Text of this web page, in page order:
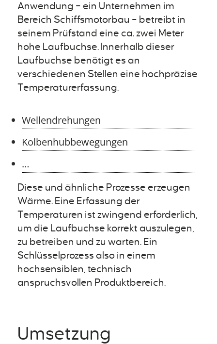
Anwendung – ein Unternehmen im
Bereich Schiffsmotorbau – betreibt in
seinem Prüfstand eine ca. zwei Meter
hohe Laufbuchse. Innerhalb dieser
Laufbuchse benötigt es an
verschiedenen Stellen eine hochpräzise
Temperaturerfassung.
Wellendrehungen
Kolbenhubbewegungen
…
Diese und ähnliche Prozesse erzeugen
Wärme. Eine Erfassung der
Temperaturen ist zwingend erforderlich,
um die Laufbuchse korrekt auszulegen,
zu betreiben und zu warten. Ein
Schlüsselprozess also in einem
hochsensiblen, technisch
anspruchsvollen Produktbereich.
Umsetzung